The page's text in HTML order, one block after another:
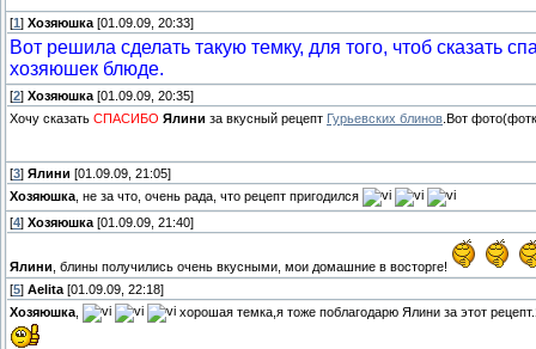
[1 ] Хозяюшка [01.09.09, 20:33]
Вот решила сделать такую темку, для того, чтоб сказать
хозяюшек блюде.
[2] Хозяюшка [01.09.09, 20:35]
Хочу сказать СПАСИБО Ялини за вкусный рецепт Гурьевских блинов .Вот
[3] Ялини [01.09.09, 21:05]
Хозяюшка , не за что, очень рада, что рецепт пригодился
[4] Хозяюшка [01.09.09, 21:40]
Ялини , блины получились очень вкусными, мои домашние в восторге!
[5] Aelita [01.09.09, 22:18]
Хозяюшка
хорошая темка,я тоже поблагодарю Ялини за этот